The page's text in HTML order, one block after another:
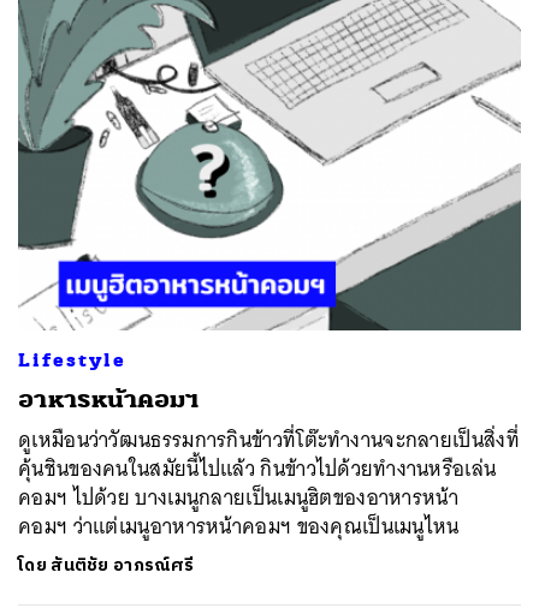
Lifestyle
อาหารหน้าคอมฯ
ดูเหมือนว่าวัฒนธรรมการกินข้าวที่โต๊ะทำงานจะกลายเป็นสิ่งที่
คุ้นชินของคนในสมัยนี้ไปแล้ว กินข้าวไปด้วยทำงานหรือเล่น
คอมฯ ไปด้วย บางเมนูกลายเป็นเมนูฮิตของอาหารหน้า
คอมฯ ว่าแต่เมนูอาหารหน้าคอมฯ ของคุณเป็นเมนูไหน
โดย สันติชัย อาภรณ์ศรี